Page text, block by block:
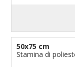
50x75 cm
Stamina di